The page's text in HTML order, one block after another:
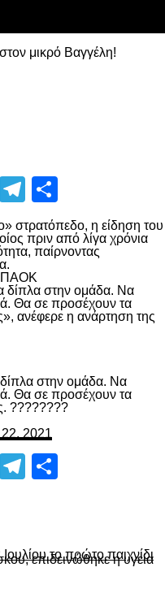
μικρό Βαγγέλη!
LinkedIn
Telegram
στρατόπεδο, η είδηση του
πριν από λίγα χρόνια
παίρνοντας
ΠΑΟΚ
δίπλα στην ομάδα. Να
Θα σε προσέχουν τα
ανέφερε η ανάρτηση της
δίπλα στην ομάδα. Να
Θα σε προσέχουν τα
????????
2021
LinkedIn
Telegram
το πρώτο παιχνίδι
επιδεινώθηκε η υγεία